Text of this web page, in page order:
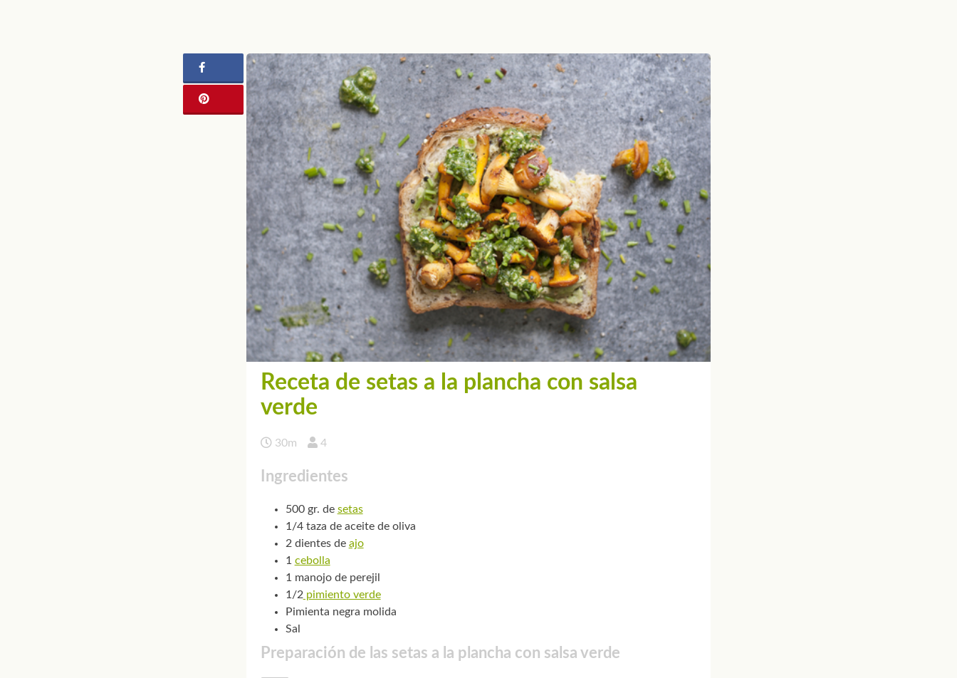
Receta de setas a la plancha con salsa
verde
30m 4
Ingredientes
500 gr. de setas
1/4 taza de aceite de oliva
2 dientes de ajo
1 cebolla
1 manojo de perejil
1/2pimiento verde
Pimienta negra molida
Sal
Preparación de las setas a la plancha con salsa verde